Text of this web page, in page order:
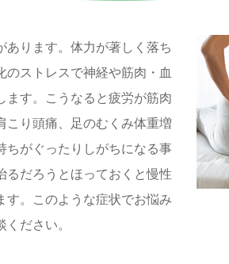
あります。体力が著しく落ち
のストレスで神経や筋肉・血
ます。こうなると疲労が筋肉
こり頭痛、足のむくみ体重増
ちがぐったりしがちになる事
るだろうとほっておくと慢性
す。このような症状でお悩み
ださい。